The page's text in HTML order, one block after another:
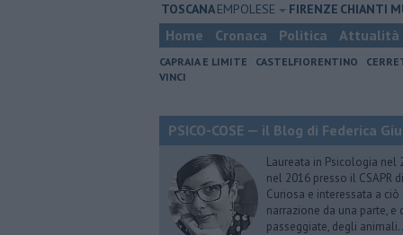
TOSCANAEMPOLESE FIRENZE CHIANTI
Home Cronaca Politica Attualità
CAPRAIA E LIMITE CASTELFIORENTINO
VINCI
PSICO-COSE — il Blog di Federica
Laureata in Psicologia nel
nel 2016 presso il CSAPR
Curiosa e interessata a
narrazione da una parte,
passeggiate, degli